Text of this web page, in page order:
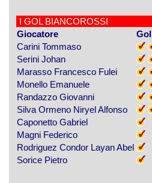
I GOL BIANCOROSSI
Giocatore
Gol
Carini Tommaso
Serini Johan
Marasso Francesco Fulei
Monello Emanuele
Randazzo Giovanni
Silva Ormeno Niryel Alfonso
Caponetto Gabriel
Magni Federico
Rodriguez Condor Layan Abel
Sorice Pietro
© 1996 -